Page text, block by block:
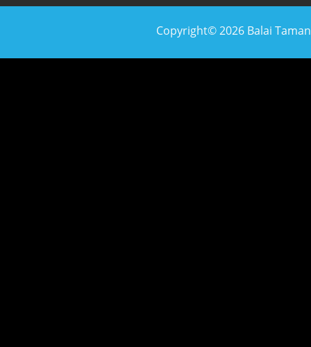
Copyright© 2026 Balai